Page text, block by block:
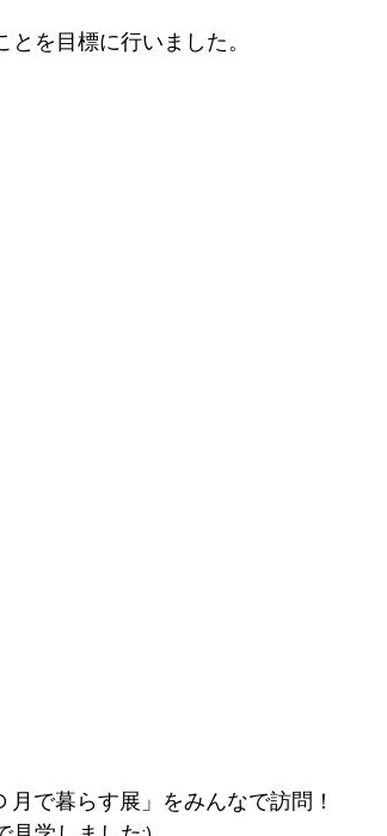
を目標に行いました。
で暮らす展」をみんなで訪問！